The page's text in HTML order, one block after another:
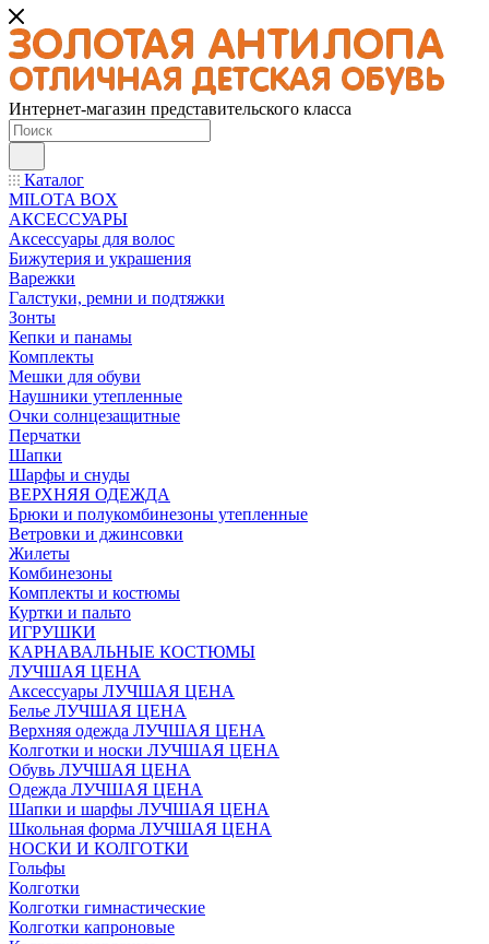
Интернет-магазин представительского класса
Каталог
MILOTA BOX
АКСЕССУАРЫ
Аксессуары для волос
Бижутерия и украшения
Варежки
Галстуки, ремни и подтяжки
Зонты
Кепки и панамы
Комплекты
Мешки для обуви
Наушники утепленные
Очки солнцезащитные
Перчатки
Шапки
Шарфы и снуды
ВЕРХНЯЯ ОДЕЖДА
Брюки и полукомбинезоны утепленные
Ветровки и джинсовки
Жилеты
Комбинезоны
Комплекты и костюмы
Куртки и пальто
ИГРУШКИ
КАРНАВАЛЬНЫЕ КОСТЮМЫ
ЛУЧШАЯ ЦЕНА
Аксессуары ЛУЧШАЯ ЦЕНА
Белье ЛУЧШАЯ ЦЕНА
Верхняя одежда ЛУЧШАЯ ЦЕНА
Колготки и носки ЛУЧШАЯ ЦЕНА
Обувь ЛУЧШАЯ ЦЕНА
Одежда ЛУЧШАЯ ЦЕНА
Шапки и шарфы ЛУЧШАЯ ЦЕНА
Школьная форма ЛУЧШАЯ ЦЕНА
НОСКИ И КОЛГОТКИ
Гольфы
Колготки
Колготки гимнастические
Колготки капроновые